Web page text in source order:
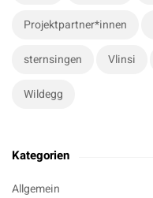
Projektpartner*innen
sternsingen Vlinsi
Wildegg
Kategorien
Allgemein